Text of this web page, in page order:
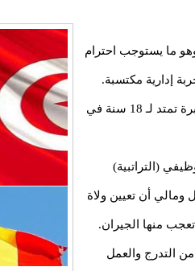
ما يستوجب احترام
إدارية مكتسبة.
لدينا مئات الخريجين من المدرسة الوطنية للإدارة، وموظفون في الداخلية بخبرة تمتد لـ 18 سنة في
(التراتبية)
ومالي أن تعيين ولاة
منها الجيران.
لديهم إلى منصب الوالي بعد خبرة 18سنة إلى 25 سنة من التدرج والعمل